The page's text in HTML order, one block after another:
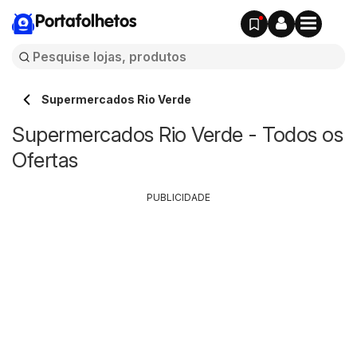
Portafolhetos
Supermercados Rio Verde
Supermercados Rio Verde - Todos os
Ofertas
PUBLICIDADE